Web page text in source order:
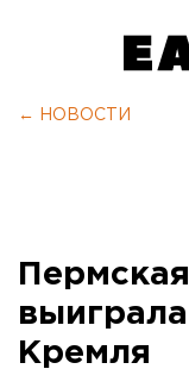
← НОВОСТИ
Кремля